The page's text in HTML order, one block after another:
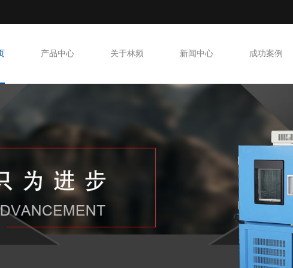
产品中心 关于林频 新闻中心 成功案例